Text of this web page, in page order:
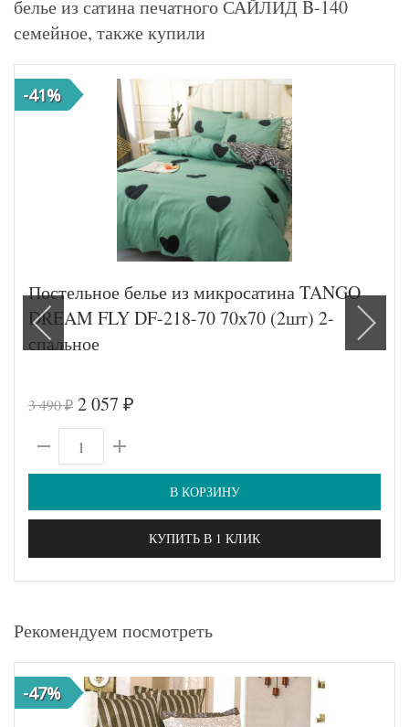
белье из сатина печатного САЙЛИД B-140
семейное, также купили
-41%
Постельное белье из микросатина TANGO
DREAM FLY DF-218-70 70х70 (2шт) 2-
спальное
3 490₽ 2 057 ₽
В КОРЗИНУ
КУПИТЬ В 1 КЛИК
Рекомендуем посмотреть
-47%